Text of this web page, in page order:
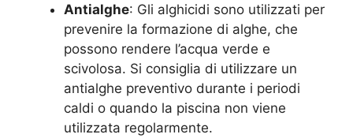
Antialghe: Gli alghicidi sono utilizzati per
prevenire la formazione di alghe, che
possono rendere l’acqua verde e
scivolosa. Si consiglia di utilizzare un
antialghe preventivo durante i periodi
caldi o quando la piscina non viene
utilizzata regolarmente.